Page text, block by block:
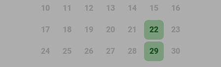
10 11 12 13 14 15 16
17 18 19 20 21 22 23
24 25 26 27 28 29 30